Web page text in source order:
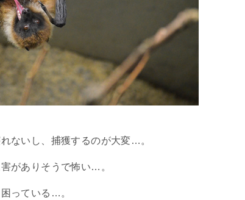
ないし、捕獲するのが大変…。
がありそうで怖い…。
っている…。